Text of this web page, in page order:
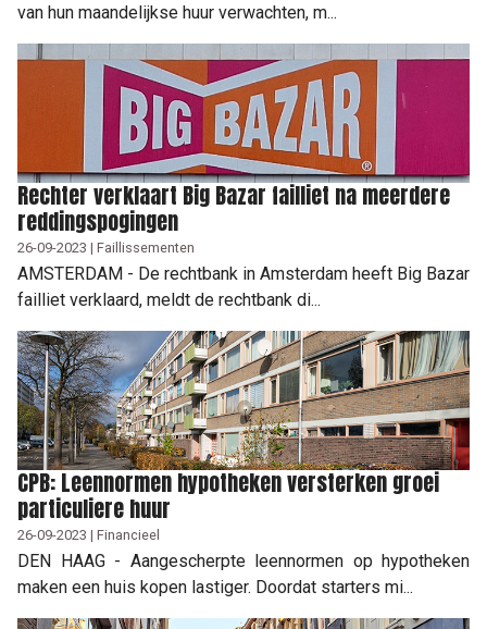
van hun maandelijkse huur verwachten, m...
Rechter verklaart Big Bazar failliet na meerdere
reddingspogingen
26-09-2023 | Faillissementen
AMSTERDAM - De rechtbank in Amsterdam heeft Big Bazar
failliet verklaard, meldt de rechtbank di...
CPB: Leennormen hypotheken versterken groei
particuliere huur
26-09-2023 | Financieel
DEN HAAG - Aangescherpte leennormen op hypotheken
maken een huis kopen lastiger. Doordat starters mi...